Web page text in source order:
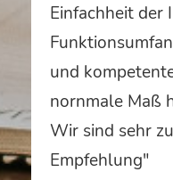
Einfachheit der
und
nornmale Maß
Wir sind sehr
Empfehlung"